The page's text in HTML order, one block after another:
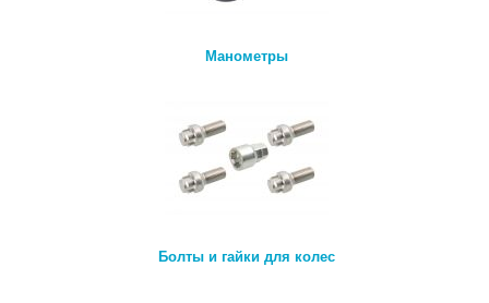
Манометры
Болты и гайки для колес